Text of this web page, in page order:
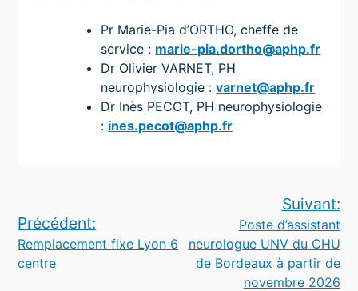
Pr Marie-Pia d’ORTHO, cheffe de
service : marie-pia.dortho@aphp.fr
Dr Olivier VARNET, PH
neurophysiologie :varnet@aphp.fr
Dr Inès PECOT, PH neurophysiologie
: ines.pecot@aphp.fr
de
l’article
Précédent:
Remplacement fixe Lyon 6
centre
Suivant:
Poste d’assistant
neurologue UNV du CHU
de Bordeaux à partir de
novembre 2026